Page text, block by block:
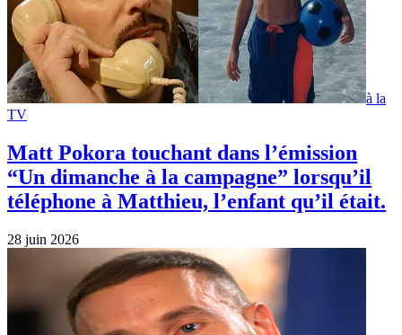
à la
TV
Matt Pokora touchant dans l’émission
“Un dimanche à la campagne” lorsqu’il
téléphone à Matthieu, l’enfant qu’il était.
28 juin 2026